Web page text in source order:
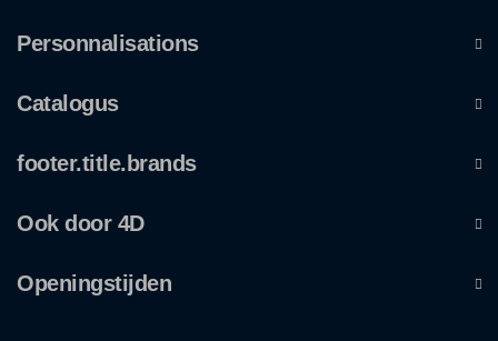
Personnalisations
Catalogus
footer.title.brands
Ook door 4D
Openingstijden